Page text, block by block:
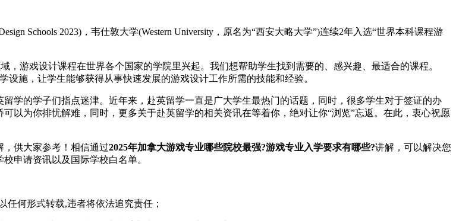
Schools 2023)，韦仕敦大学(Western University，原名为“西安大略大学”)连续2年入选“世界本科课程游
，游戏设计课程在世界各个国家的学院里兴起。我们想帮助学生找到需要的、感兴趣、最适合的课程。
设施，让学生能够获得从事快速发展的游戏设计工作所需的技能和经验。
的学子们指点迷津。近年来，赴英留学一直是广大学生最热门的话题，同时，很多学生对于签证的办
以为你排忧解难，同时，更多关于赴英留学的相关资讯在等着你，绝对让你“浏览”忘返。在此，衷心祝愿
，供大家参考！相信通过2025年加拿大游戏专业哪些院校最强?游戏专业入学要求有哪些?讲解，可以解决您
校申请资讯以及国际学校白名单。
何形式转载,违者将依法追究责任；